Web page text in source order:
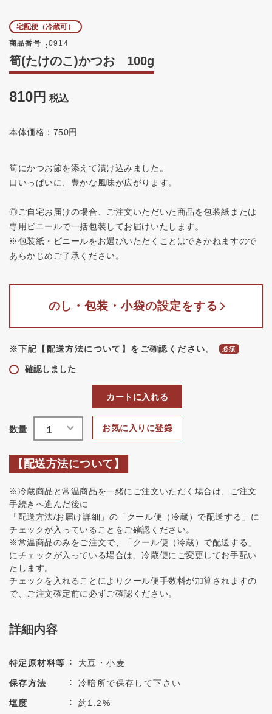
宅配便（冷蔵可）
商品番号
0914
筍(たけのこ)かつお 100g
810 税込
本体価格：750円
筍にかつお節を添えて漬け込みました。
口いっぱいに、豊かな風味が広がります。
◎ご自宅お届けの場合、ご注文いただいた商品を包装紙または
専用ビニールで一括包装してお届けいたします。
※包装紙・ビニールをお選びいただくことはできかねますので
あらかじめご了承ください。
のし・包装・小袋の設定をする
※下記【配送方法について】をご確認ください。
確認しました
お気に入りに登録
カートに入れる
【配送方法について】
※冷蔵商品と常温商品を一緒にご注文いただく場合は、ご注文
手続きへ進んだ後に
「配送方法/お届け詳細」の「クール便（冷蔵）で配送する」に
チェックが入っていることをご確認ください。
※常温商品のみをご注文で、「クール便（冷蔵）で配送する」
にチェックが入っている場合は、冷蔵便にご変更してお手配い
たします。
チェックを入れることによりクール便手数料が加算されますの
で、ご注文確定前に必ずご確認ください。
詳細内容
特定原材料等 大豆・小麦
保存方法 冷暗所で保存して下さい
塩度 約1.2%